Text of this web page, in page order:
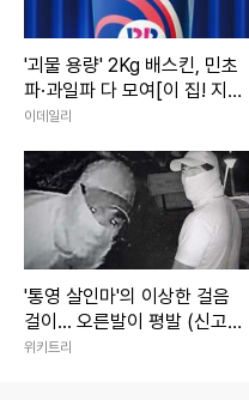
'괴물 용량' 2Kg 배스킨, 민초
파·과일파 다 모여[이 집! 지
금, 이 맛]
이데일리
'통영 살인마'의 이상한 걸음
걸이... 오른발이 평발 (신고
금 1억)
위키트리